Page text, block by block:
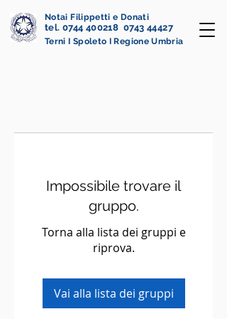
Notai Filippetti e Donati
tel. 0744 400218 0743 44427
Terni I Spoleto I Regione Umbria
Impossibile trovare il
gruppo.
Torna alla lista dei gruppi e
riprova.
Vai alla lista dei gruppi